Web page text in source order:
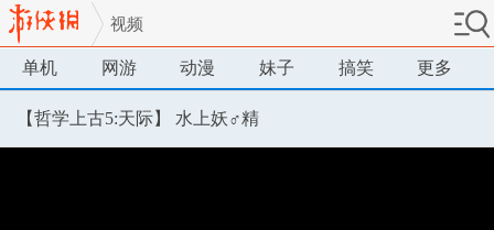
视频
单机 网游 动漫 妹子 搞笑 更多
【哲学上古5:天际】 水上妖♂精